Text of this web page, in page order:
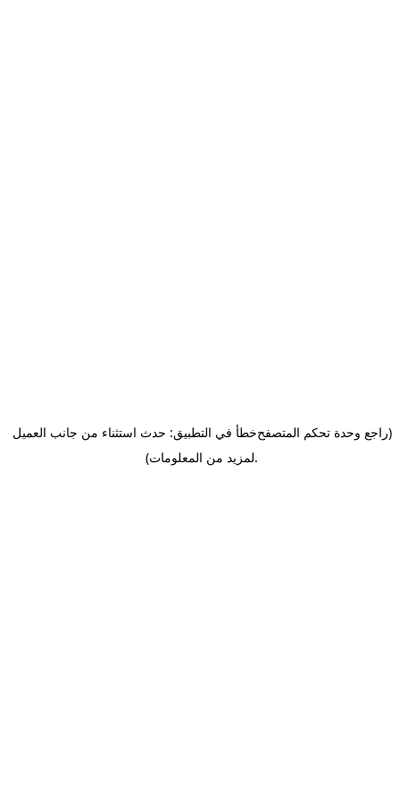
خطأ في التطبيق: حدث استثناء من جانب العميل(راجع وحدة تحكم المتصفح
لمزيد من المعلومات).